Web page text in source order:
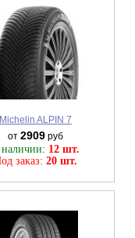
Michelin ALPIN 7
от 2909руб
12 шт.
заказ: 20 шт.